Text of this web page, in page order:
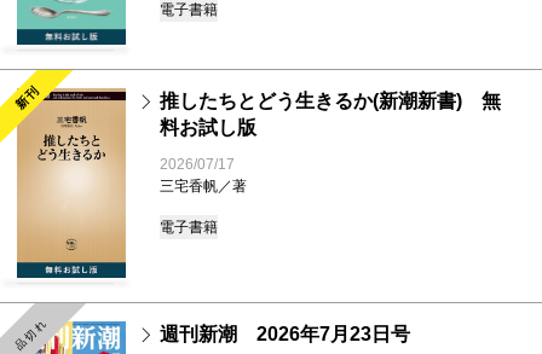
電子書籍
新刊
推したちとどう生きるか(新潮新書) 無
料お試し版
2026/07/17
三宅香帆／著
電子書籍
新刊
品切れ 週刊新潮 2026年7月23日号